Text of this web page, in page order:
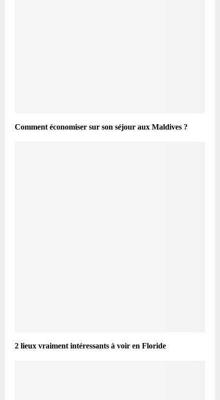
Comment économiser sur son séjour aux Maldives ?
2 lieux vraiment intéressants à voir en Floride